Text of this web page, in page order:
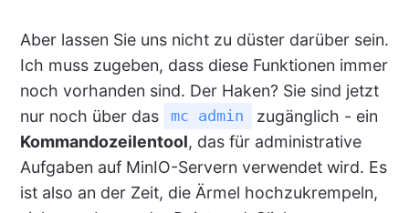
Aber lassen Sie uns nicht zu düster darüber sein.
Ich muss zugeben, dass diese Funktionen immer
noch vorhanden sind. Der Haken? Sie sind jetzt
nur noch über das
mc admin
zugänglich - ein
Kommandozeilentool, das für administrative
Aufgaben auf MinIO-Servern verwendet wird. Es
ist also an der Zeit, die Ärmel hochzukrempeln,